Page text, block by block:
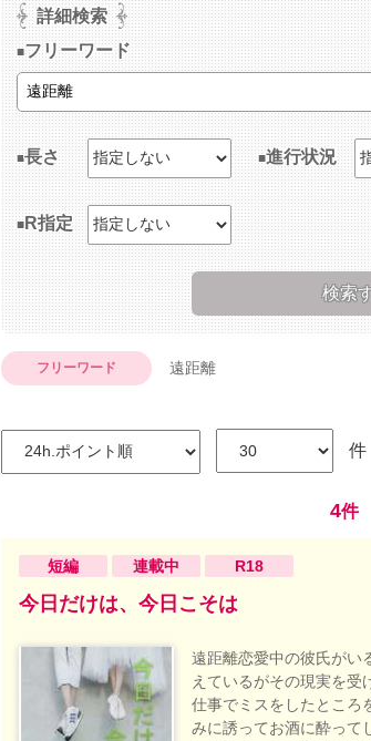
詳細検索
フリーワード
長さ 進行状況
R指定
フリーワード 遠距離
件
4件
短編 連載中 R18
今日だけは、今日こそは
遠距離恋愛中の彼氏がい
えているがその現実を受
仕事でミスをしたところ
みに誘ってお酒に酔って